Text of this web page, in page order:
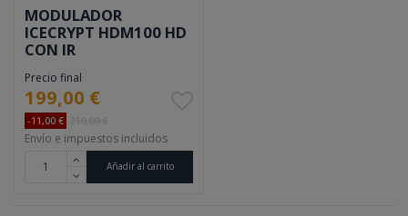
MODULADOR
ICECRYPT HDM100 HD
CON IR
Precio final
199,00 €
-11,00 €
Envío e impuestos incluidos
Añadir al carrito